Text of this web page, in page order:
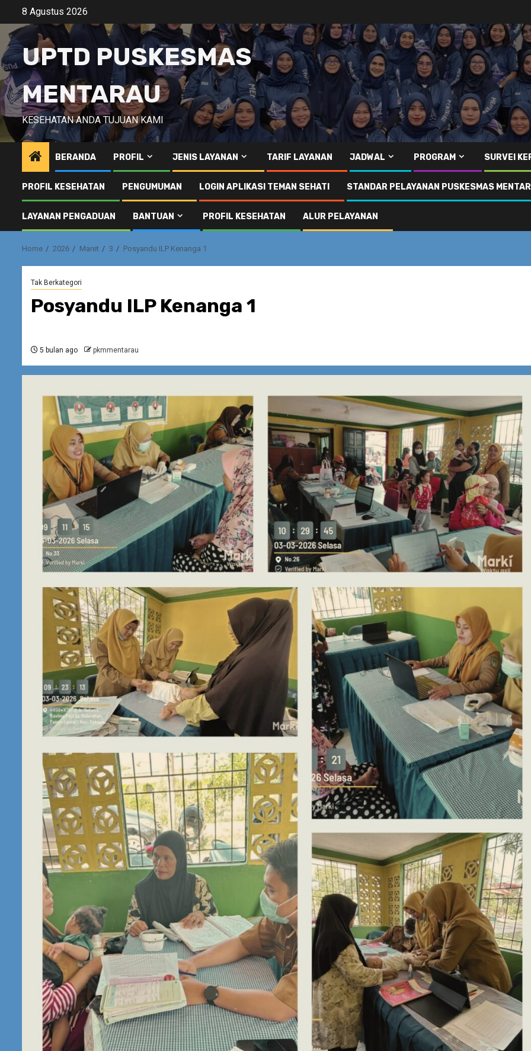
content
8 Agustus 2026
UPTD PUSKESMAS
MENTARAU
KESEHATAN ANDA TUJUAN KAMI
BERANDA PROFIL JENIS LAYANAN TARIF LAYANAN JADWAL PROGRAM SURVEI
PROFIL KESEHATAN PENGUMUMAN LOGIN APLIKASI TEMAN SEHATI STANDAR PELAYANAN PUSKESMAS
LAYANAN PENGADUAN BANTUAN PROFIL KESEHATAN ALUR PELAYANAN
Home 2026 Maret 3 Posyandu ILP Kenanga 1
Tak Berkategori
Posyandu ILP Kenanga 1
5 bulan ago pkmmentarau